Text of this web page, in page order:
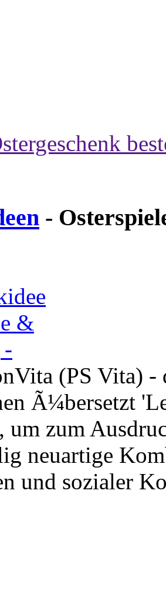
-
(PS Vita) -
Ã¼bersetzt
zum
neuartige
und sozialer